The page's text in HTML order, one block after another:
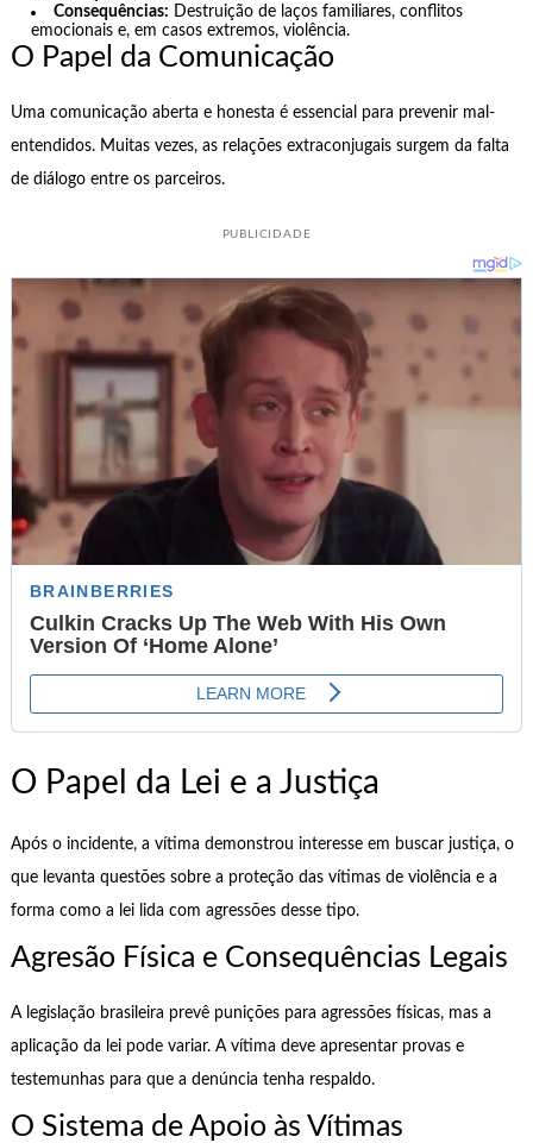
Consequências: Destruição de laços familiares, conflitos
emocionais e, em casos extremos, violência.
O Papel da Comunicação
Uma comunicação aberta e honesta é essencial para prevenir mal-
entendidos. Muitas vezes, as relações extraconjugais surgem da falta
de diálogo entre os parceiros.
PUBLICIDADE
O Papel da Lei e a Justiça
Após o incidente, a vítima demonstrou interesse em buscar justiça, o
que levanta questões sobre a proteção das vítimas de violência e a
forma como a lei lida com agressões desse tipo.
Agresão Física e Consequências Legais
A legislação brasileira prevê punições para agressões físicas, mas a
aplicação da lei pode variar. A vítima deve apresentar provas e
testemunhas para que a denúncia tenha respaldo.
O Sistema de Apoio às Vítimas